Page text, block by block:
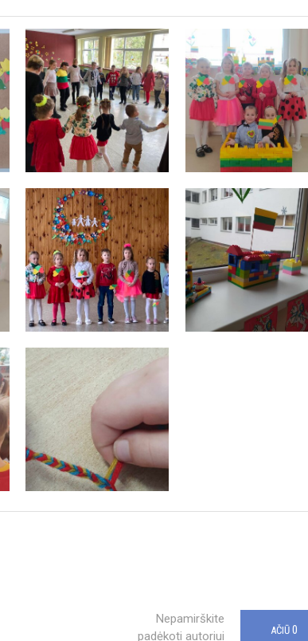
Nepamirškite
padėkoti autoriui
AČIŪ 0